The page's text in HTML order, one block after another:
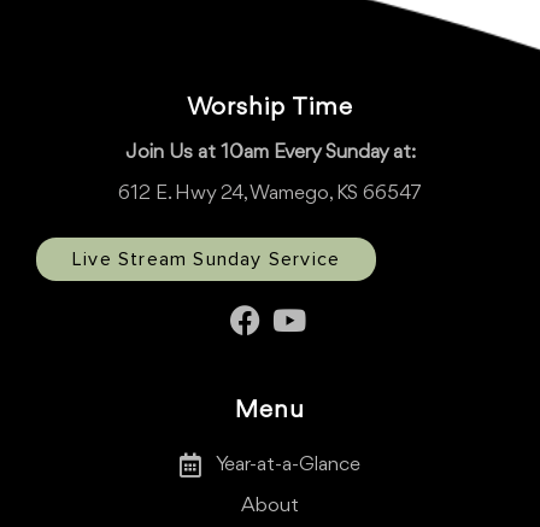
Worship Time
Join Us at 10am Every Sunday at:
612 E. Hwy 24, Wamego, KS 66547
Live Stream Sunday Service
Menu
Year-at-a-Glance
About